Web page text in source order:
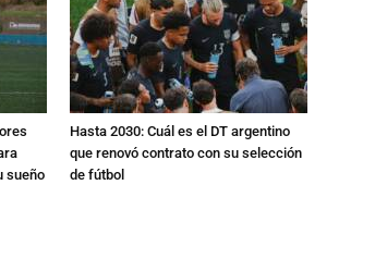
sueño
Hasta 2030: Cuál es el DT argentino
que renovó contrato con su selección
de fútbol